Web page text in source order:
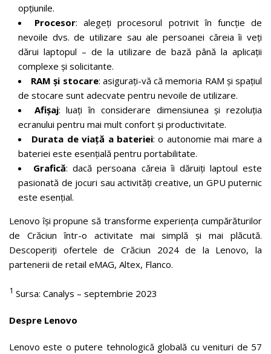
opțiunile.
Procesor: alegeți procesorul potrivit în funcție de
nevoile dvs. de utilizare sau ale persoanei căreia îi veți
dărui laptopul – de la utilizare de bază până la aplicații
complexe și solicitante.
RAM și stocare: asigurați-vă că memoria RAM și spațiul
de stocare sunt adecvate pentru nevoile de utilizare.
Afișaj: luați în considerare dimensiunea și rezoluția
ecranului pentru mai mult confort și productivitate.
Durata de viață a bateriei: o autonomie mai mare a
bateriei este esențială pentru portabilitate.
Grafică: dacă persoana căreia îi dăruiți laptoul este
pasionată de jocuri sau activități creative, un GPU puternic
este esențial.
Lenovo își propune să transforme experiența cumpărăturilor
de Crăciun într-o activitate mai simplă și mai plăcută.
Descoperiți ofertele de Crăciun 2024 de la Lenovo, la
partenerii de retail eMAG, Altex, Flanco.
1 Sursa: Canalys – septembrie 2023
Despre Lenovo
Lenovo este o putere tehnologică globală cu venituri de 57